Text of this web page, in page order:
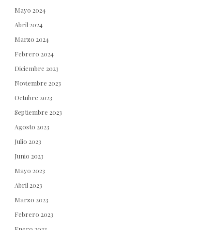
Mayo 2024
Abril 2024
Marzo 2024
Febrero 2024
Diciembre 2023
Noviembre 2023
Octubre 2023
Septiembre 2023
Agosto 2023
Julio 2023
Junio 2023
Mayo 2023
Abril 2023
Marzo 2023
Febrero 2023